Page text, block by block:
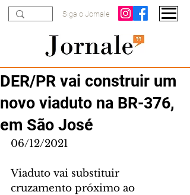
Siga o Jornale
DER/PR vai construir um
novo viaduto na BR-376,
em São José
06/12/2021
Viaduto vai substituir
cruzamento próximo ao